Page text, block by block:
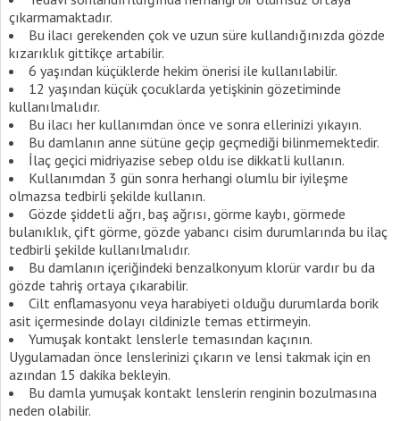
çıkarmamaktadır.
Bu ilacı gerekenden çok ve uzun süre kullandığınızda gözde
kızarıklık gittikçe artabilir.
6 yaşından küçüklerde hekim önerisi ile kullanılabilir.
12 yaşından küçük çocuklarda yetişkinin gözetiminde
kullanılmalıdır.
Bu ilacı her kullanımdan önce ve sonra ellerinizi yıkayın.
Bu damlanın anne sütüne geçip geçmediği bilinmemektedir.
İlaç geçici midriyazise sebep oldu ise dikkatli kullanın.
Kullanımdan 3 gün sonra herhangi olumlu bir iyileşme
olmazsa tedbirli şekilde kullanın.
Gözde şiddetli ağrı, baş ağrısı, görme kaybı, görmede
bulanıklık, çift görme, gözde yabancı cisim durumlarında bu ilaç
tedbirli şekilde kullanılmalıdır.
Bu damlanın içeriğindeki benzalkonyum klorür vardır bu da
gözde tahriş ortaya çıkarabilir.
Cilt enflamasyonu veya harabiyeti olduğu durumlarda borik
asit içermesinde dolayı cildinizle temas ettirmeyin.
Yumuşak kontakt lenslerle temasından kaçının.
Uygulamadan önce lenslerinizi çıkarın ve lensi takmak için en
azından 15 dakika bekleyin.
Bu damla yumuşak kontakt lenslerin renginin bozulmasına
neden olabilir.